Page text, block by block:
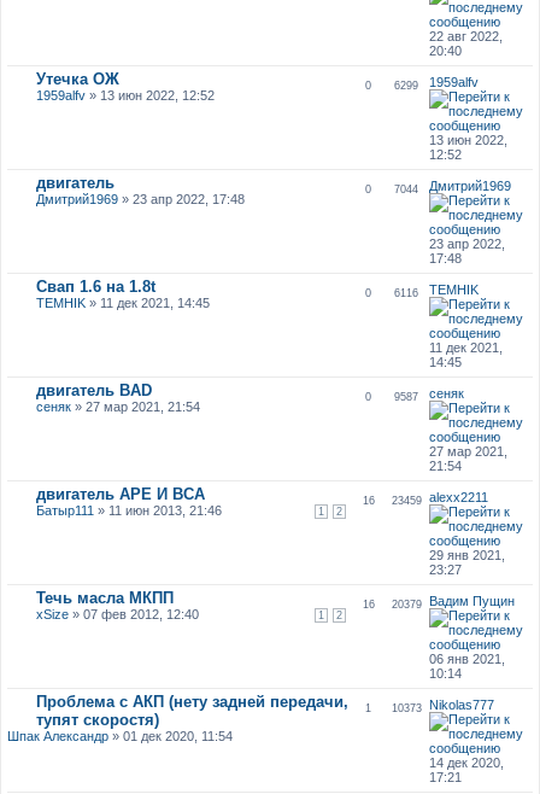
22 авг 2022,
20:40
Утечка ОЖ
1959alfv» 13 июн 2022, 12:52
0 6299 1959alfv
13 июн 2022,
12:52
двигатель
Дмитрий1969» 23 апр 2022, 17:48
0 7044 Дмитрий1969
23 апр 2022,
17:48
Свап 1.6 на 1.8t
TEMHIK» 11 дек 2021, 14:45
0 6116 TEMHIK
11 дек 2021,
14:45
двигатель BAD
сеняк» 27 мар 2021, 21:54
0 9587 сеняк
27 мар 2021,
21:54
двигатель APE И BCA
1 2
Батыр111 » 11 июн 2013, 21:46
16 23459 alexx2211
29 янв 2021,
23:27
Течь масла МКПП
1 2
xSize» 07 фев 2012, 12:40
16 20379 Вадим Пущин
06 янв 2021,
10:14
Проблема с АКП (нету задней передачи,
тупят скоростя)
Шпак Александр» 01 дек 2020, 11:54
1 10373 Nikolas777
14 дек 2020,
17:21